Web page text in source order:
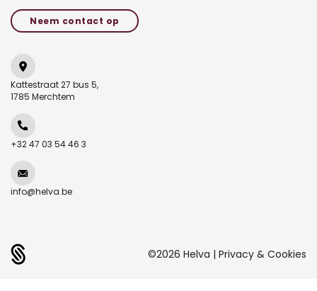
Neem contact op
Kattestraat 27 bus 5,
1785 Merchtem
+32 47 03 54 46 3
info@helva.be
©2026 Helva | Privacy & Cookies